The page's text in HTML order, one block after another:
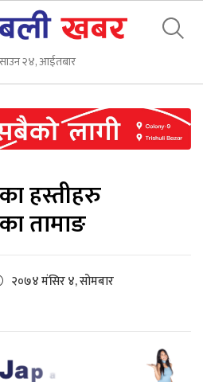
२४, आईतबार
हस्तीहरु
तामाङ
२०७४ मंसिर ४, सोमबार